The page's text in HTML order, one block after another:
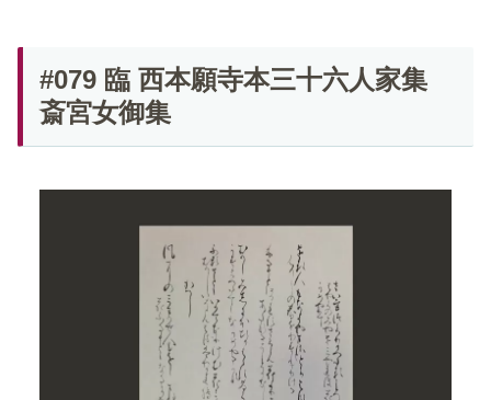
#079 臨 西本願寺本三十六人家集
斎宮女御集